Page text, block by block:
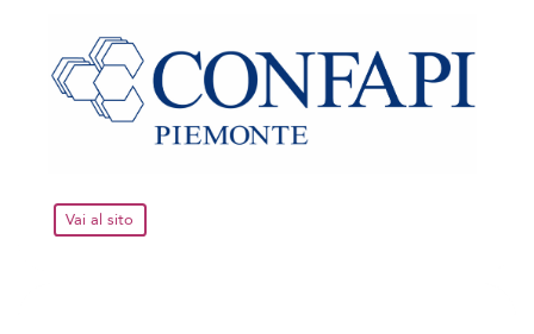
Vai al sito